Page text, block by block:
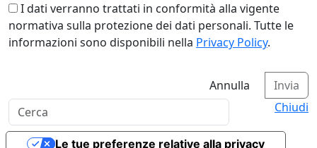
I dati verranno trattati in conformità alla vigente
normativa sulla protezione dei dati personali. Tutte le
informazioni sono disponibili nella Privacy Policy.
Annulla
Invia
Chiudi
Le tue preferenze relative alla privacy